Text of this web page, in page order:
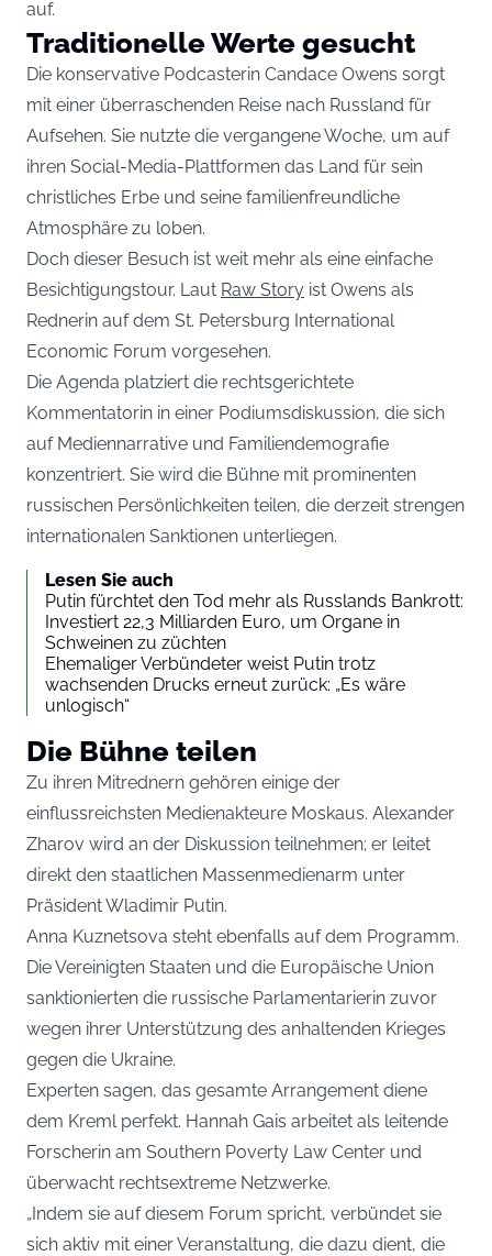
auf.
Traditionelle Werte gesucht
Die konservative Podcasterin Candace Owens sorgt
mit einer überraschenden Reise nach Russland für
Aufsehen. Sie nutzte die vergangene Woche, um auf
ihren Social-Media-Plattformen das Land für sein
christliches Erbe und seine familienfreundliche
Atmosphäre zu loben.
Doch dieser Besuch ist weit mehr als eine einfache
Besichtigungstour. Laut Raw Story ist Owens als
Rednerin auf dem St. Petersburg International
Economic Forum vorgesehen.
Die Agenda platziert die rechtsgerichtete
Kommentatorin in einer Podiumsdiskussion, die sich
auf Mediennarrative und Familiendemografie
konzentriert. Sie wird die Bühne mit prominenten
russischen Persönlichkeiten teilen, die derzeit strengen
internationalen Sanktionen unterliegen.
Lesen Sie auch
Putin fürchtet den Tod mehr als Russlands Bankrott:
Investiert 22,3 Milliarden Euro, um Organe in
Schweinen zu züchten
Ehemaliger Verbündeter weist Putin trotz
wachsenden Drucks erneut zurück: „Es wäre
unlogisch“
Die Bühne teilen
Zu ihren Mitrednern gehören einige der
einflussreichsten Medienakteure Moskaus. Alexander
Zharov wird an der Diskussion teilnehmen; er leitet
direkt den staatlichen Massenmedienarm unter
Präsident Wladimir Putin.
Anna Kuznetsova steht ebenfalls auf dem Programm.
Die Vereinigten Staaten und die Europäische Union
sanktionierten die russische Parlamentarierin zuvor
wegen ihrer Unterstützung des anhaltenden Krieges
gegen die Ukraine.
Experten sagen, das gesamte Arrangement diene
dem Kreml perfekt. Hannah Gais arbeitet als leitende
Forscherin am Southern Poverty Law Center und
überwacht rechtsextreme Netzwerke.
„Indem sie auf diesem Forum spricht, verbündet sie
sich aktiv mit einer Veranstaltung, die dazu dient, die